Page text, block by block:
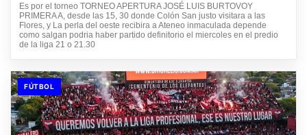
Es por el torneo TORNEO APERTURA JOSÉ LUIS BURTOVOY
PRIMERA A, desde las 15, 30 donde Colón San justo visitara a las
Flores, y La perla del oeste recibira a Ateneo inmaculada depende
como salgan podria haber partido definitorio el miercoles en el predio
de la liga 21 o 21.30
FÚTBOL